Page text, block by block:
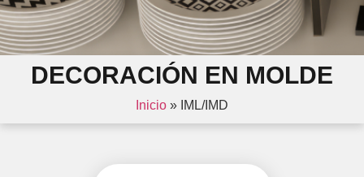
DECORACIÓN EN MOLDE
Inicio » IML/IMD